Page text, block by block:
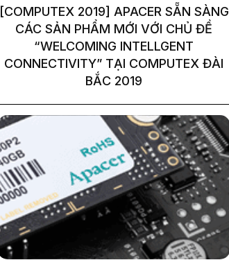
[COMPUTEX 2019] APACER SẴN SÀNG
CÁC SẢN PHẨM MỚI VỚI CHỦ ĐỀ
“WELCOMING INTELLGENT
CONNECTIVITY” TẠI COMPUTEX ĐÀI
BẮC 2019